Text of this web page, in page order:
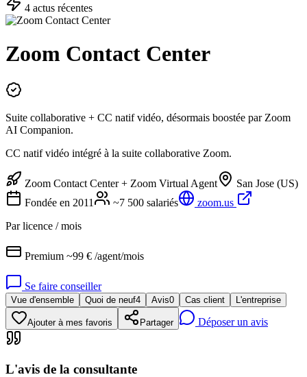
4 actus récentes
Zoom Contact Center
Suite collaborative + CC natif vidéo, désormais boostée par Zoom
AI Companion.
CC natif vidéo intégré à la suite collaborative Zoom.
Zoom Contact Center + Zoom Virtual Agent
San Jose (US)
Fondée en 2011 ~7 500 salariés
zoom.us
Par licence / mois
Premium ~99 € /agent/mois
Se faire conseiller
Vue d'ensemble Quoi de neuf4 Avis0 Cas client L'entreprise
Ajouter à mes favoris Partager Déposer un avis
L'avis de la consultante